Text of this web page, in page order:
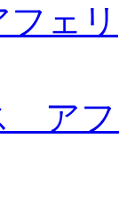
ェリ
ア